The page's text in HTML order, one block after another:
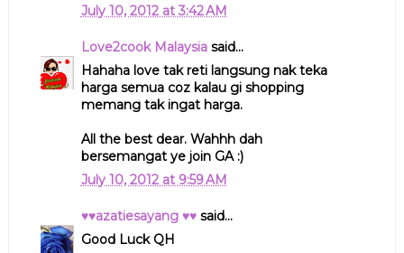
July 10, 2012 at 3:42 AM
Love2cook Malaysiasaid...
Hahaha love tak reti langsung nak teka
harga semua coz kalau gi shopping
memang tak ingat harga.
All the best dear. Wahhh dah
bersemangat ye join GA :)
July 10, 2012 at 9:59 AM
♥♥azatiesayang ♥♥said...
Good Luck QH